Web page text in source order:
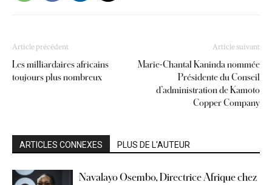
Article précédent
Les milliardaires africains
toujours plus nombreux
Article suivant
Marie-Chantal Kaninda nommée
Présidente du Conseil
d’administration de Kamoto
Copper Company
ARTICLES CONNEXES PLUS DE L'AUTEUR
Navalayo Osembo, Directrice Afrique chez